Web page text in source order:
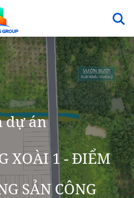
dự án
XOÀI 1 - ĐIỂM
SẢN CÔNG